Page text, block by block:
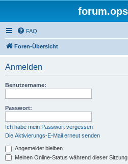
FAQ
Foren-Übersicht
Anmelden
Benutzername:
Passwort:
Ich habe mein Passwort vergessen
Die Aktivierungs-E-Mail erneut senden
Angemeldet bleiben
Meinen Online-Status während dieser